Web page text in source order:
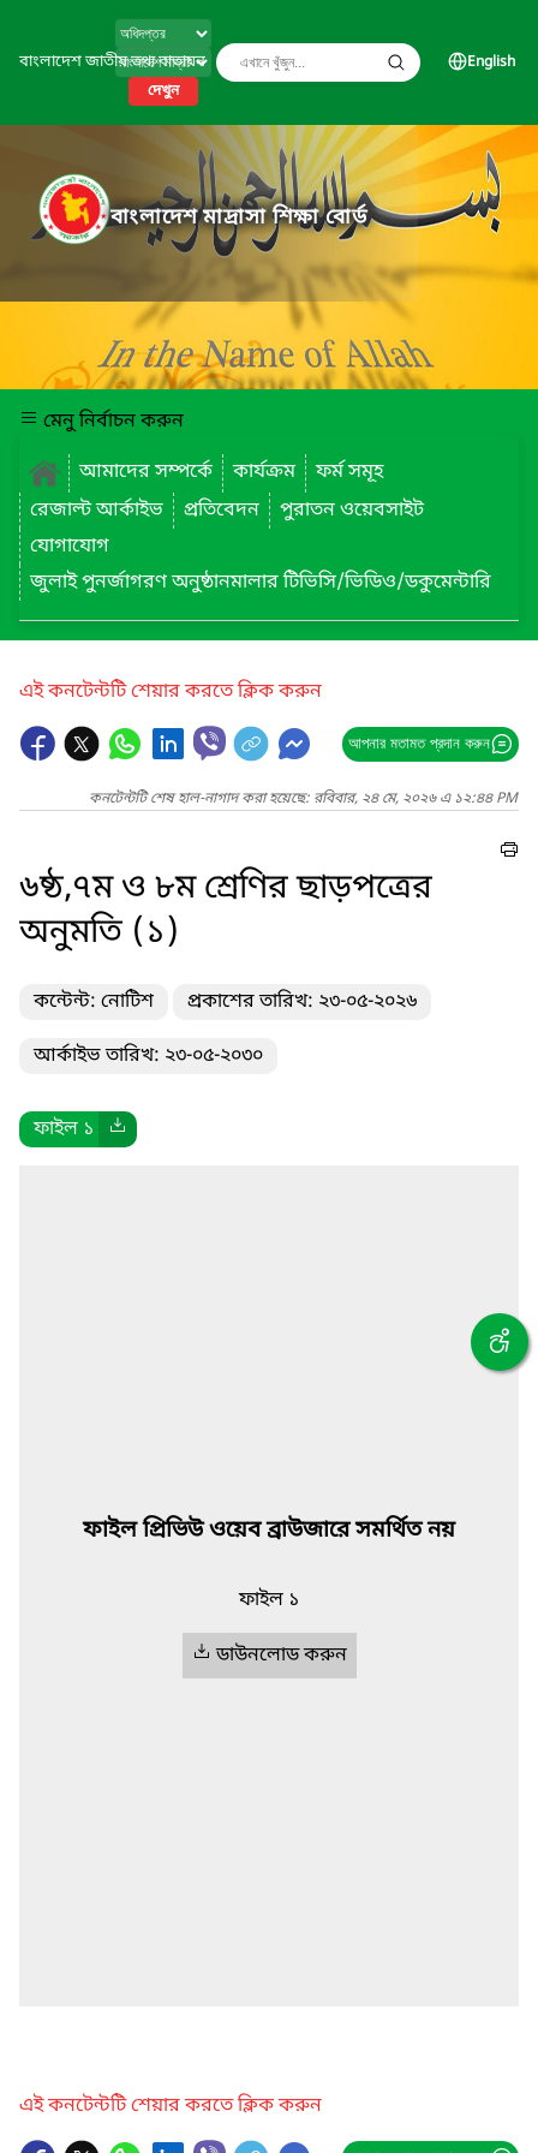
বাংলাদেশ জাতীয় তথ্য বাতায়ন
দেখুন
English
বাংলাদেশ মাদ্রাসা শিক্ষা বোর্ড
মেনু নির্বাচন করুন
আমাদের সম্পর্কে
কার্যক্রম
ফর্ম সমূহ
রেজাল্ট আর্কাইভ
প্রতিবেদন
পুরাতন ওয়েবসাইট
যোগাযোগ
জুলাই পুনর্জাগরণ অনুষ্ঠানমালার টিভিসি/ভিডিও/ডকুমেন্টারি
এই কনটেন্টটি শেয়ার করতে ক্লিক করুন
আপনার মতামত প্রদান করুন
কনটেন্টটি শেষ হাল-নাগাদ করা হয়েছে: রবিবার, ২৪ মে, ২০২৬ এ ১২:৪৪ PM
৬ষ্ঠ,৭ম ও ৮ম শ্রেণির ছাড়পত্রের
অনুমতি (১)
কন্টেন্ট: নোটিশ প্রকাশের তারিখ: ২৩-০৫-২০২৬
আর্কাইভ তারিখ: ২৩-০৫-২০৩০
ফাইল ১
ফাইল প্রিভিউ ওয়েব ব্রাউজারে সমর্থিত নয়
ফাইল ১
ডাউনলোড করুন
এই কনটেন্টটি শেয়ার করতে ক্লিক করুন